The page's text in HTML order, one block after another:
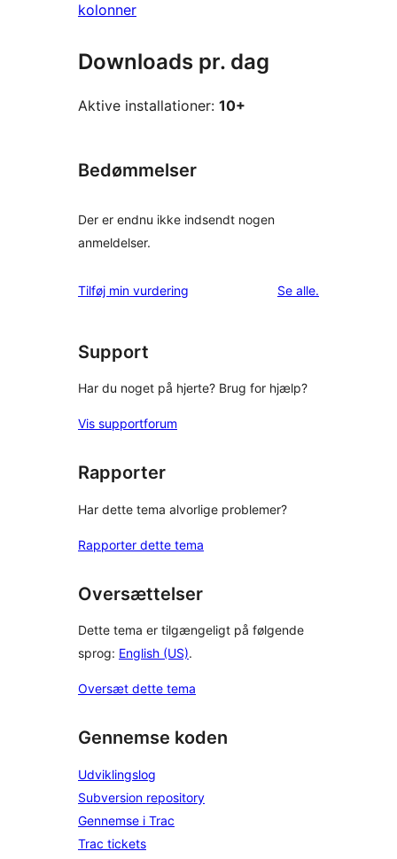
kolonner
Downloads pr. dag
Aktive installationer: 10+
Bedømmelser
Der er endnu ikke indsendt nogen
anmeldelser.
Tilføj min vurdering Se alleanmeldelser
.
Support
Har du noget på hjerte? Brug for hjælp?
Vis supportforum
Rapporter
Har dette tema alvorlige problemer?
Rapporter dette tema
Oversættelser
Dette tema er tilgængeligt på følgende
sprog: English (US).
Oversæt dette tema
Gennemse koden
Udviklingslog
Subversion repository
Gennemse i Trac
Trac tickets